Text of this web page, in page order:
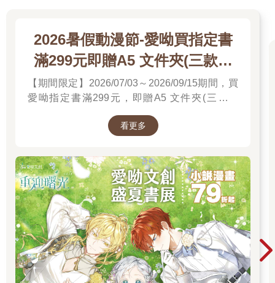
2026暑假動漫節-愛呦買指定書
滿299元即贈A5 文件夾(三款隨
機)
【期間限定】2026/07/03～2026/09/15期間，買
愛呦指定書滿299元，即贈A5 文件夾(三款隨
機)！單筆訂單不累贈，數量有限，送完為止！
看更多